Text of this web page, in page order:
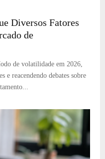
Diversos Fatores
de
de volatilidade em 2026,
e reacendendo debates sobre